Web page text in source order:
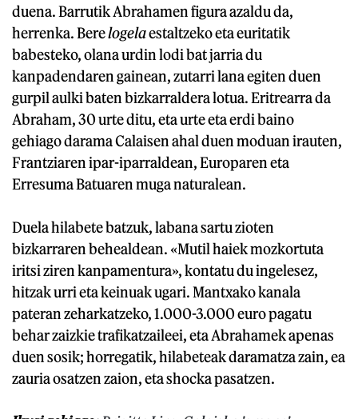
duena. Barrutik Abrahamen figura azaldu da,
herrenka. Berelogelaestaltzeko eta euritatik
babesteko, olana urdin lodi bat jarria du
kanpadendaren gainean, zutarri lana egiten duen
gurpil aulki baten bizkarraldera lotua. Eritrearra da
Abraham, 30 urte ditu, eta urte eta erdi baino
gehiago darama Calaisen ahal duen moduan irauten,
Frantziaren ipar-iparraldean, Europaren eta
Erresuma Batuaren muga naturalean.
Duela hilabete batzuk, labana sartu zioten
bizkarraren behealdean. «Mutil haiek mozkortuta
iritsi ziren kanpamentura», kontatu du ingelesez,
hitzak urri eta keinuak ugari. Mantxako kanala
pateran zeharkatzeko, 1.000-3.000 euro pagatu
behar zaizkie trafikatzaileei, eta Abrahamek apenas
duen sosik; horregatik, hilabeteak daramatza zain, ea
zauria osatzen zaion, eta shocka pasatzen.